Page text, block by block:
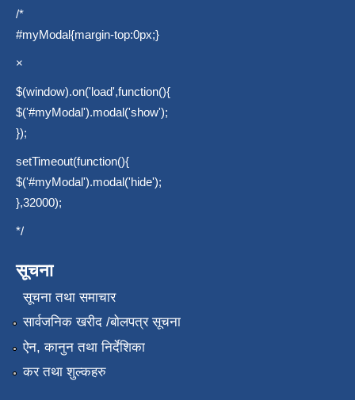
/*
#myModal{margin-top:0px;}
×
$(window).on('load',function(){
$('#myModal').modal('show');
});
setTimeout(function(){
$('#myModal').modal('hide');
},32000);
*/
सूचना
सूचना तथा समाचार
सार्वजनिक खरीद /बोलपत्र सूचना
ऐन, कानुन तथा निर्देशिका
कर तथा शुल्कहरु